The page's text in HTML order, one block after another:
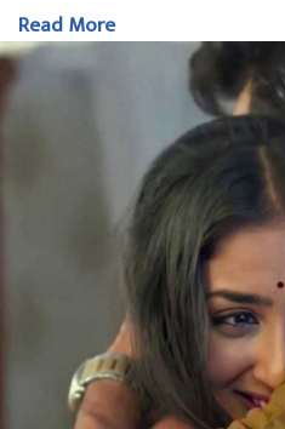
-- Nirali Desai
Read More